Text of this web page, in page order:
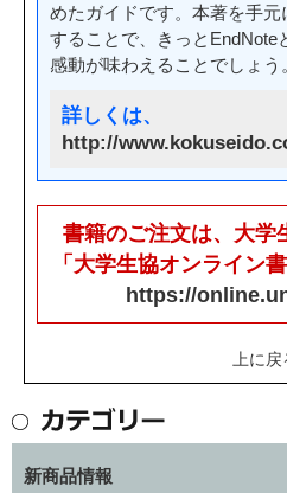
めたガイドです。本著を手元
することで、きっとEndNote
感動が味わえることでしょう
詳しくは、
http://
書籍のご注文は、大学
「大学生協オンライン
https://
上に戻
新商品情報